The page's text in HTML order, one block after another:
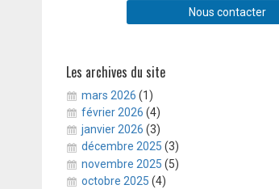
Nous contacter
Les archives du site
mars 2026 (1)
février 2026 (4)
janvier 2026 (3)
décembre 2025 (3)
novembre 2025 (5)
octobre 2025 (4)